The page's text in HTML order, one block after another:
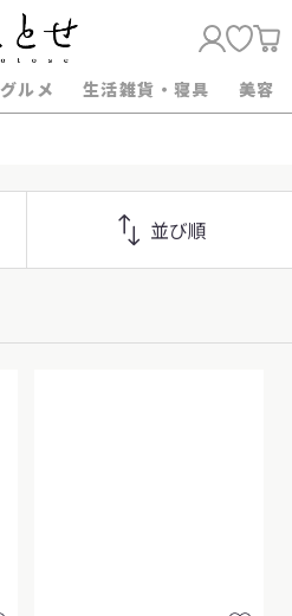
グルメ 生活雑貨・寝具 美容
並び順